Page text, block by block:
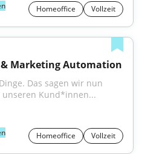
Homeoffice Vollzeit
Marketing Automation
Das sagen wir nun
Kund*innen...
Homeoffice Vollzeit